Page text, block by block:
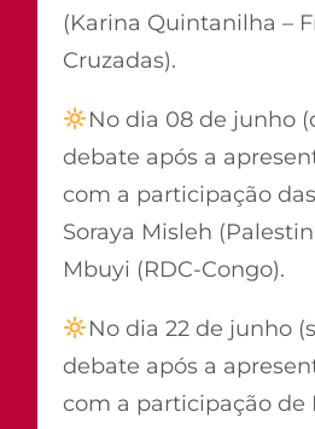
(Karina Quintanilha –
Cruzadas).
No dia 08 de junho
debate após a
com a participação
Soraya Misleh
Mbuyi (RDC-Congo).
No dia 22 de junho
debate após a
com a participação de